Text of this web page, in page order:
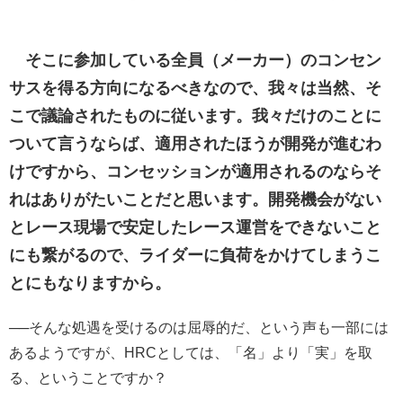
そこに参加している全員（メーカー）のコンセン
サスを得る方向になるべきなので、我々は当然、そ
こで議論されたものに従います。我々だけのことに
ついて言うならば、適用されたほうが開発が進むわ
けですから、コンセッションが適用されるのならそ
れはありがたいことだと思います。開発機会がない
とレース現場で安定したレース運営をできないこと
にも繋がるので、ライダーに負荷をかけてしまうこ
とにもなりますから。
──そんな処遇を受けるのは屈辱的だ、という声も一部には
あるようですが、HRCとしては、「名」より「実」を取
る、ということですか？